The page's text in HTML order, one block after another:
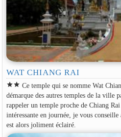
WAT CHIANG RAI
starstar Ce temple qui se nomme Wat
démarque des autres temples de la ville
rappeler un temple proche de Chiang
intéressante en journée, je vous
est alors joliment éclairé.